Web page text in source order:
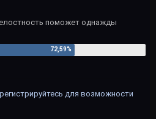
поможет однажды
для возможности